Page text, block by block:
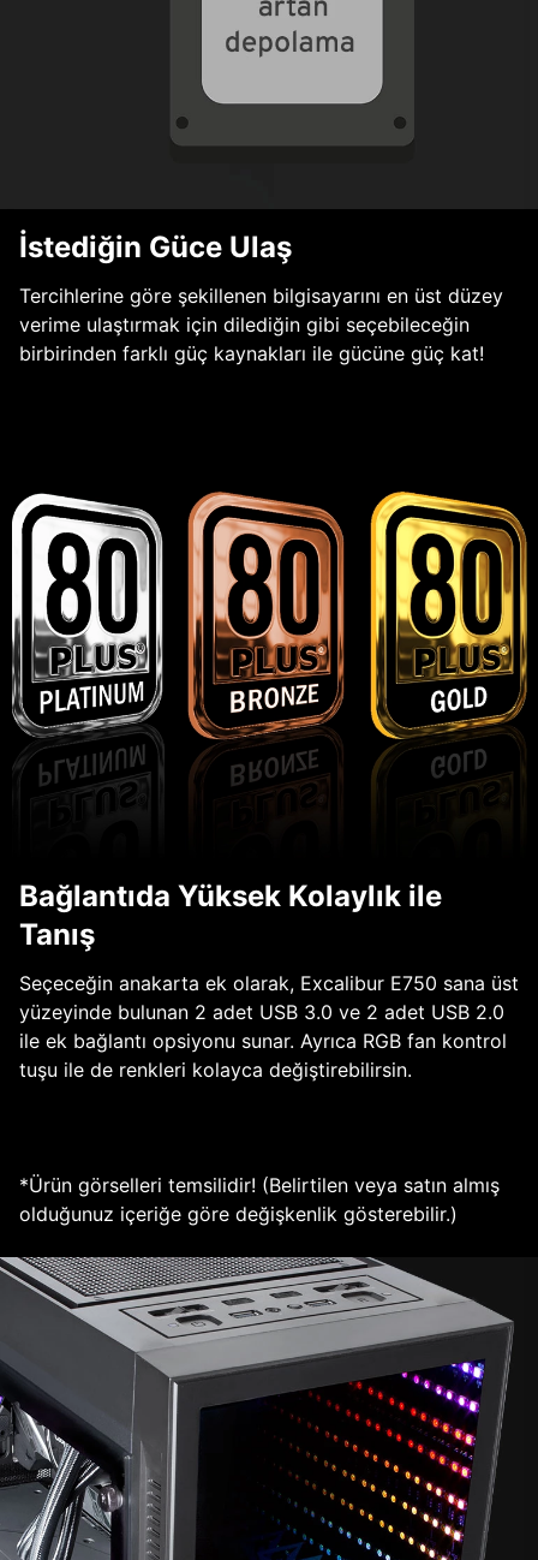
İstediğin Güce Ulaş
Tercihlerine göre şekillenen bilgisayarını en üst düzey
verime ulaştırmak için dilediğin gibi seçebileceğin
birbirinden farklı güç kaynakları ile gücüne güç kat!
Bağlantıda Yüksek Kolaylık ile
Tanış
Seçeceğin anakarta ek olarak, Excalibur E750 sana üst
yüzeyinde bulunan 2 adet USB 3.0 ve 2 adet USB 2.0
ile ek bağlantı opsiyonu sunar. Ayrıca RGB fan kontrol
tuşu ile de renkleri kolayca değiştirebilirsin.
*Ürün görselleri temsilidir! (Belirtilen veya satın almış
olduğunuz içeriğe göre değişkenlik gösterebilir.)